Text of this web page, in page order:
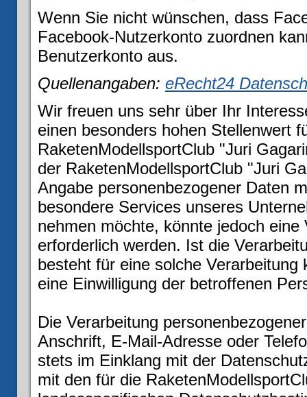
Wenn Sie nicht wünschen, dass
Facebook-Nutzerkonto zuordnen
Benutzerkonto aus.
Quellenangaben: eRecht24
Wir freuen uns sehr über Ihr
einen besonders hohen Stellenwert
RaketenModellsportClub "Juri
der RaketenModellsportClub "Juri
Angabe personenbezogener Daten
besondere Services unseres
nehmen möchte, könnte jedoch
erforderlich werden. Ist die
besteht für eine solche
eine Einwilligung der betroffenen
Die Verarbeitung
Anschrift, E-Mail-Adresse oder
stets im Einklang mit der
mit den für die